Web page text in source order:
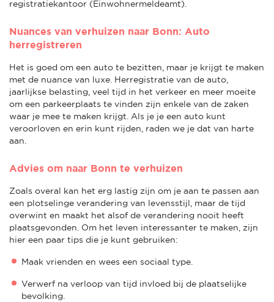
registratiekantoor (Einwohnermeldeamt).
Nuances van verhuizen naar Bonn: Auto
herregistreren
Het is goed om een auto te bezitten, maar je krijgt te maken
met de nuance van luxe. Herregistratie van de auto,
jaarlijkse belasting, veel tijd in het verkeer en meer moeite
om een parkeerplaats te vinden zijn enkele van de zaken
waar je mee te maken krijgt. Als je je een auto kunt
veroorloven en erin kunt rijden, raden we je dat van harte
aan.
Advies om naar Bonn te verhuizen
Zoals overal kan het erg lastig zijn om je aan te passen aan
een plotselinge verandering van levensstijl, maar de tijd
overwint en maakt het alsof de verandering nooit heeft
plaatsgevonden. Om het leven interessanter te maken, zijn
hier een paar tips die je kunt gebruiken:
Maak vrienden en wees een sociaal type.
Verwerf na verloop van tijd invloed bij de plaatselijke
bevolking.